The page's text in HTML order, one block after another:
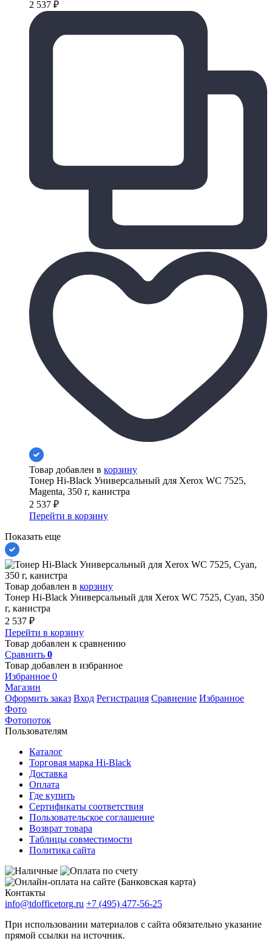
2 537 ₽
Товар добавлен в корзину
Тонер Hi-Black Универсальный для Xerox WC 7525,
Magenta, 350 г, канистра
2 537 ₽
Перейти в корзину
Показать еще
Товар добавлен в корзину
Тонер Hi-Black Универсальный для Xerox WC 7525, Cyan, 350
г, канистра
2 537 ₽
Перейти в корзину
Товар добавлен к сравнению
Сравнить 0
Товар добавлен в избранное
Избранное 0
Магазин
Оформить заказ Вход Регистрация Сравнение Избранное
Фото
Фотопоток
Пользователям
Каталог
Торговая марка Hi-Black
Доставка
Оплата
Где купить
Сертификаты соответствия
Пользовательское соглашение
Возврат товара
Таблицы совместимости
Политика сайта
Контакты
info@tdofficetorg.ru +7 (495) 477-56-25
При использовании материалов с сайта обязательно указание
прямой ссылки на источник.